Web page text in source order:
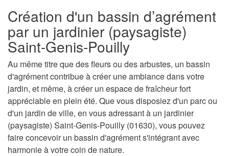
Création d'un bassin d’agrément
par un jardinier (paysagiste)
Saint-Genis-Pouilly
Au même titre que des fleurs ou des arbustes, un bassin
d'agrément contribue à créer une ambiance dans votre
jardin, et même, à créer un espace de fraîcheur fort
appréciable en plein été. Que vous disposiez d'un parc ou
d'un jardin de ville, en vous adressant à un jardinier
(paysagiste) Saint-Genis-Pouilly (01630), vous pouvez
faire concevoir un bassin d'agrément s'intégrant avec
harmonie à votre coin de nature.